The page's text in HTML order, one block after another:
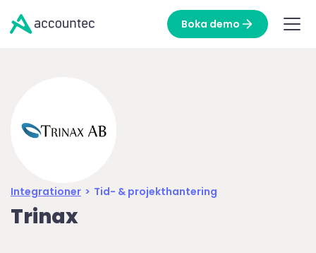
Boka demo
Integrationer > Tid- & projekthantering
Trinax